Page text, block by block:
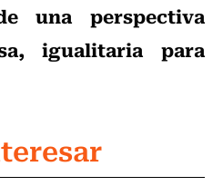
una perspectiva
igualitaria para